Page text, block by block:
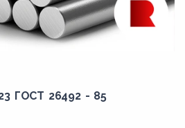
ГОСТ 26492 - 85